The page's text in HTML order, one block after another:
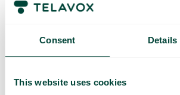
Consent Details
This website uses cookies
Thailand